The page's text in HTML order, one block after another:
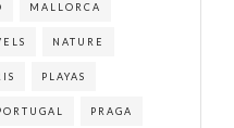
MALLORCA
NATURE
PLAYAS
PRAGA